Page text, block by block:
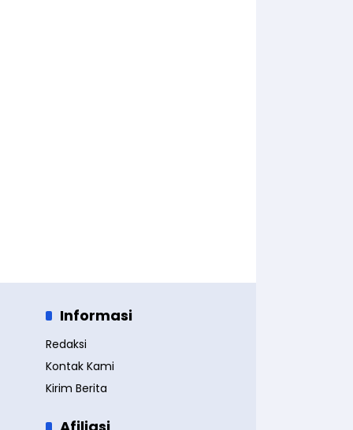
Informasi
Redaksi
Kontak Kami
Kirim Berita